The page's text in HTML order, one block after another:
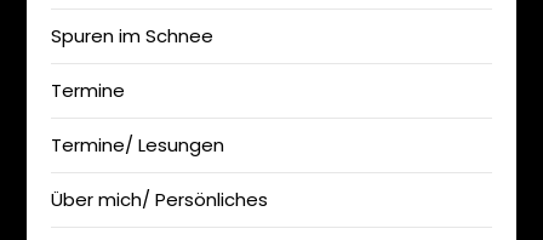
Spuren im Schnee
Termine
Termine/ Lesungen
Über mich/ Persönliches